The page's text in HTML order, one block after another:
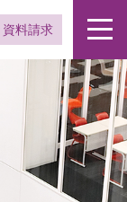
資料請求